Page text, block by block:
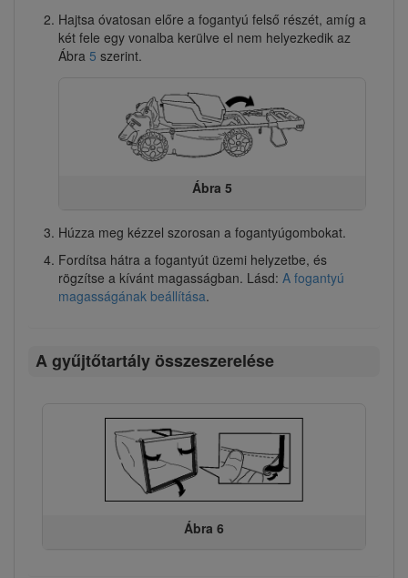
Hajtsa óvatosan előre a fogantyú felső részét, amíg a
két fele egy vonalba kerülve el nem helyezkedik az
Ábra 5 szerint.
Ábra 5
Húzza meg kézzel szorosan a fogantyúgombokat.
Fordítsa hátra a fogantyút üzemi helyzetbe, és
rögzítse a kívánt magasságban. Lásd: A fogantyú
magasságának beállítása.
A gyűjtőtartály összeszerelése
Ábra 6